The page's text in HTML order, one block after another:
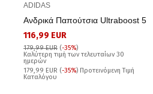
ADIDAS
Ανδρικά Παπούτσια Ultraboost 5
116,99 EUR
179,99 EUR (-35%)
Καλύτερη τιμή των τελευταίων 30
ημερών
179,99 EUR (-35%) Προτεινόμενη Τιμή
Καταλόγου